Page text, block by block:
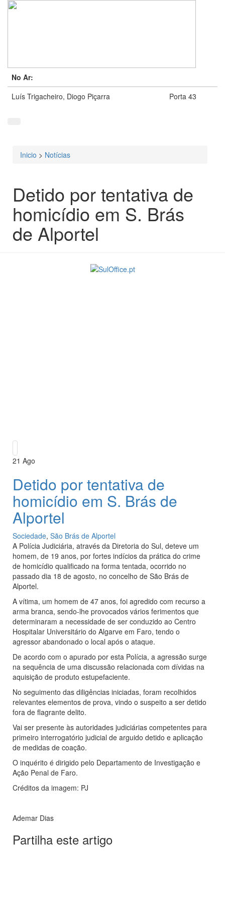
No Ar:
Luís Trigacheiro, Diogo Piçarra
Porta 43
Está aqui
Inicio > Notícias
Detido por tentativa de
homicídio em S. Brás
de Alportel
21 Ago
Detido por tentativa de
homicídio em S. Brás de
Alportel
Sociedade, São Brás de Alportel
A Polícia Judiciária, através da Diretoria do Sul, deteve um
homem, de 19 anos, por fortes indícios da prática do crime
de homicídio qualificado na forma tentada, ocorrido no
passado dia 18 de agosto, no concelho de São Brás de
Alportel.
A vítima, um homem de 47 anos, foi agredido com recurso a
arma branca, sendo-lhe provocados vários ferimentos que
determinaram a necessidade de ser conduzido ao Centro
Hospitalar Universitário do Algarve em Faro, tendo o
agressor abandonado o local após o ataque.
De acordo com o apurado por esta Polícia, a agressão surge
na sequência de uma discussão relacionada com dívidas na
aquisição de produto estupefaciente.
No seguimento das diligências iniciadas, foram recolhidos
relevantes elementos de prova, vindo o suspeito a ser detido
fora de flagrante delito.
Vai ser presente às autoridades judiciárias competentes para
primeiro interrogatório judicial de arguido detido e aplicação
de medidas de coação.
O inquérito é dirigido pelo Departamento de Investigação e
Ação Penal de Faro.
Créditos da imagem: PJ
Ademar Dias
Partilha este artigo